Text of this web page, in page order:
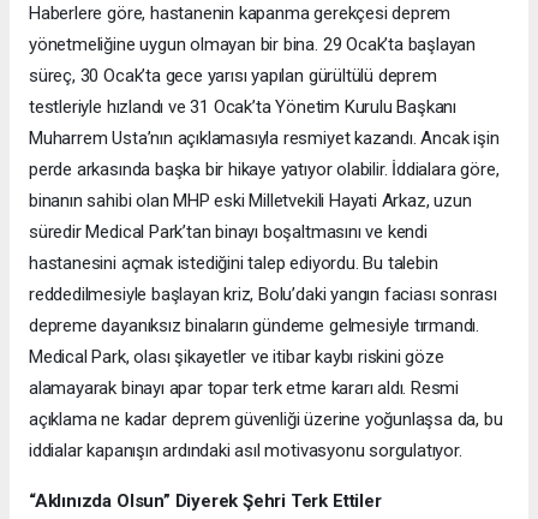
Haberlere göre, hastanenin kapanma gerekçesi deprem
yönetmeliğine uygun olmayan bir bina. 29 Ocak’ta başlayan
süreç, 30 Ocak’ta gece yarısı yapılan gürültülü deprem
testleriyle hızlandı ve 31 Ocak’ta Yönetim Kurulu Başkanı
Muharrem Usta’nın açıklamasıyla resmiyet kazandı. Ancak işin
perde arkasında başka bir hikaye yatıyor olabilir. İddialara göre,
binanın sahibi olan MHP eski Milletvekili Hayati Arkaz, uzun
süredir Medical Park’tan binayı boşaltmasını ve kendi
hastanesini açmak istediğini talep ediyordu. Bu talebin
reddedilmesiyle başlayan kriz, Bolu’daki yangın faciası sonrası
depreme dayanıksız binaların gündeme gelmesiyle tırmandı.
Medical Park, olası şikayetler ve itibar kaybı riskini göze
alamayarak binayı apar topar terk etme kararı aldı. Resmi
açıklama ne kadar deprem güvenliği üzerine yoğunlaşsa da, bu
iddialar kapanışın ardındaki asıl motivasyonu sorgulatıyor.
“Aklınızda Olsun” Diyerek Şehri Terk Ettiler